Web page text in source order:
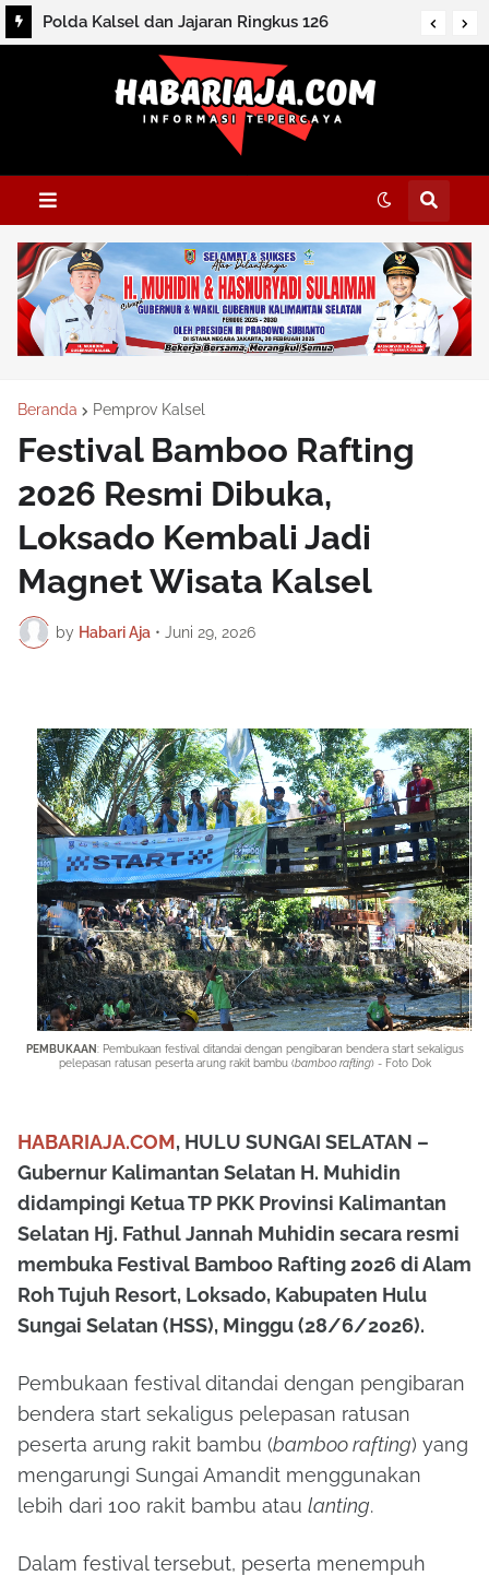
Polda Kalsel dan Jajaran Ringkus 126
Tersangka dan Sita Ratusan Barbuk
Beranda Pemprov Kalsel
Festival Bamboo Rafting
2026 Resmi Dibuka,
Loksado Kembali Jadi
Magnet Wisata Kalsel
by Habari Aja • Juni 29, 2026
PEMBUKAAN: Pembukaan festival ditandai dengan pengibaran bendera start sekaligus
pelepasan ratusan peserta arung rakit bambu (bamboo rafting) - Foto Dok
HABARIAJA.COM, HULU SUNGAI SELATAN –
Gubernur Kalimantan Selatan H. Muhidin
didampingi Ketua TP PKK Provinsi Kalimantan
Selatan Hj. Fathul Jannah Muhidin secara resmi
membuka Festival Bamboo Rafting 2026 di Alam
Roh Tujuh Resort, Loksado, Kabupaten Hulu
Sungai Selatan (HSS), Minggu (28/6/2026).
Pembukaan festival ditandai dengan pengibaran
bendera start sekaligus pelepasan ratusan
peserta arung rakit bambu (bamboo rafting) yang
mengarungi Sungai Amandit menggunakan
lebih dari 100 rakit bambu atau lanting.
Dalam festival tersebut, peserta menempuh